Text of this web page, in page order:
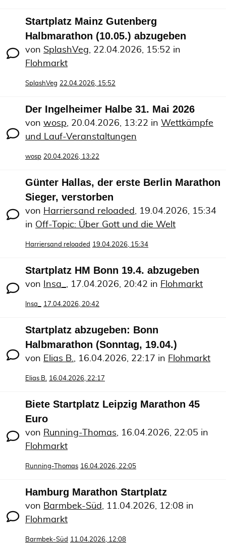
Startplatz Mainz Gutenberg
Halbmarathon (10.05.) abzugeben
von SplashVeg, 22.04.2026, 15:52 in
Flohmarkt
SplashVeg 22.04.2026, 15:52
Der Ingelheimer Halbe 31. Mai 2026
von wosp, 20.04.2026, 13:22 in Wettkämpfe
und Lauf-Veranstaltungen
wosp 20.04.2026, 13:22
Günter Hallas, der erste Berlin Marathon
Sieger, verstorben
von Harriersand reloaded, 19.04.2026, 15:34
in Off-Topic: Über Gott und die Welt
Harriersand reloaded 19.04.2026, 15:34
Startplatz HM Bonn 19.4. abzugeben
von Insa_ , 17.04.2026, 20:42 in Flohmarkt
Insa_ 17.04.2026, 20:42
Startplatz abzugeben: Bonn
Halbmarathon (Sonntag, 19.04.)
von Elias B., 16.04.2026, 22:17 in Flohmarkt
Elias B. 16.04.2026, 22:17
Biete Startplatz Leipzig Marathon 45
Euro
von Running-Thomas, 16.04.2026, 22:05 in
Flohmarkt
Running-Thomas 16.04.2026, 22:05
Hamburg Marathon Startplatz
von Barmbek-Süd, 11.04.2026, 12:08 in
Flohmarkt
Barmbek-Süd 11.04.2026, 12:08